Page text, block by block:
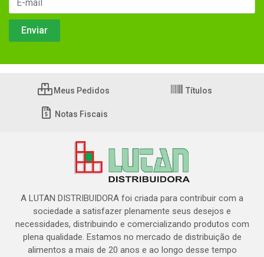
Meus Pedidos Títulos
Notas Fiscais
A LUTAN DISTRIBUIDORA foi criada para contribuir com a
sociedade a satisfazer plenamente seus desejos e
necessidades, distribuindo e comercializando produtos com
plena qualidade. Estamos no mercado de distribuição de
alimentos a mais de 20 anos e ao longo desse tempo